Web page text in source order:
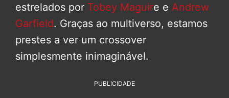
estrelados por Tobey Maguire e Andrew
Garfield. Graças ao multiverso, estamos
prestes a ver um crossover
simplesmente inimaginável.
PUBLICIDADE